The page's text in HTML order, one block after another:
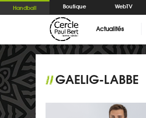
Handball Boutique WebTV
Actualités
//GAELIG-LABBE